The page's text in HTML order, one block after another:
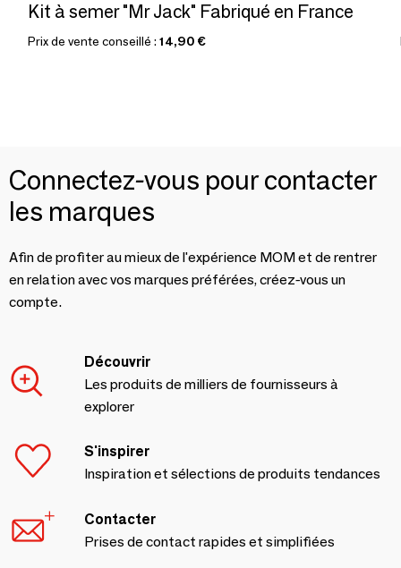
Kit à semer "Mr Jack" Fabriqué en France
Prix de vente conseillé : 14,90 €
Connectez-vous pour contacter
les marques
Afin de profiter au mieux de l'expérience MOM et de rentrer
en relation avec vos marques préférées, créez-vous un
compte.
Découvrir
Les produits de milliers de fournisseurs à
explorer
S'inspirer
Inspiration et sélections de produits tendances
Contacter
Prises de contact rapides et simplifiées